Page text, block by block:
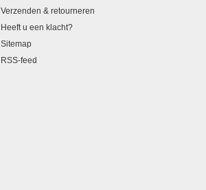
Verzenden & retourneren
Heeft u een klacht?
Sitemap
RSS-feed